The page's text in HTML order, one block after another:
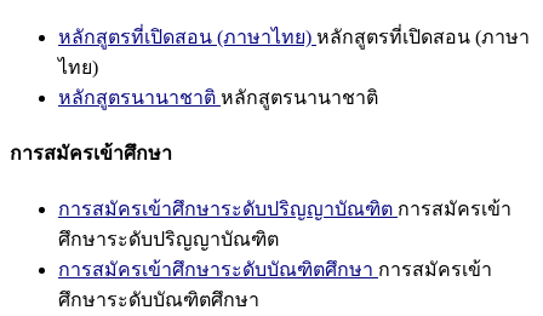
หลักสูตรที่เปิดสอน (ภาษาไทย) หลักสูตรที่เปิดสอน (ภาษา
ไทย)
หลักสูตรนานาชาติ หลักสูตรนานาชาติ
การสมัครเข้าศึกษา
การสมัครเข้าศึกษาระดับปริญญาบัณฑิต การสมัครเข้า
ศึกษาระดับปริญญาบัณฑิต
การสมัครเข้าศึกษาระดับบัณฑิตศึกษา การสมัครเข้า
ศึกษาระดับบัณฑิตศึกษา